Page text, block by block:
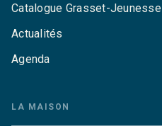
Catalogue Grasset-Jeunesse
Actualités
Agenda
LA MAISON